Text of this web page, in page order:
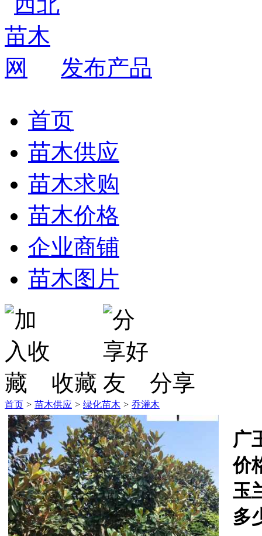
发布产品
首页
苗木供应
苗木求购
苗木价格
企业商铺
苗木图片
收藏 分享
首页 > 苗木供应 > 绿化苗木 > 乔灌木
广
价
玉
多